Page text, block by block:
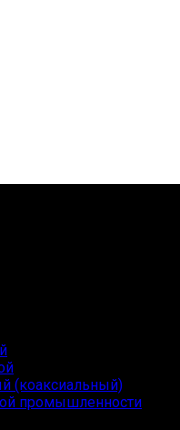
(коаксиальный)
промышленности